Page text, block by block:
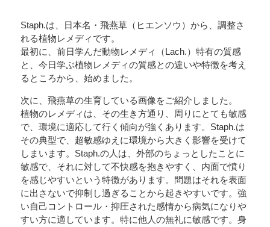
Staph.は、日本名・飛燕草（ヒエンソウ）から、調整さ
れる植物レメディです。
最初に、前日学んだ動物レメディ（Lach.）特有の質感
と、今日学ぶ植物レメディの質感との違いや特徴を考え
るところから、始めました。
次に、飛燕草の生育している画像をご紹介しました。
植物のレメディは、その生き方通り、周りにとても敏感
で、環境に適応して行く傾向が強くあります。Staph.は
その典型で、超敏感ゆえに環境から大きく影響を受けて
しまいます。Staph.の人は、外部のちょっとしたことに
敏感で、それに対して不快感を抱きやすく、内面で憤り
を感じやすいという特徴があります。問題はそれを表面
に出さないで抑制し過ぎることから起きやすいです。強
い自己コントロール・抑圧された感情から病気になりや
すい方に適しています。特に他人の無礼に敏感です。身